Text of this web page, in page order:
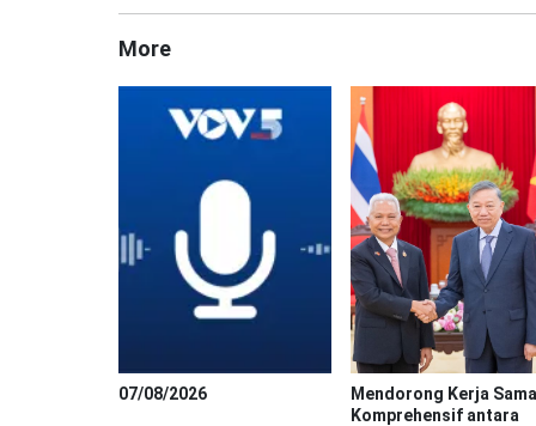
More
07/08/2026
Mendorong Kerja Sama
Komprehensif antara